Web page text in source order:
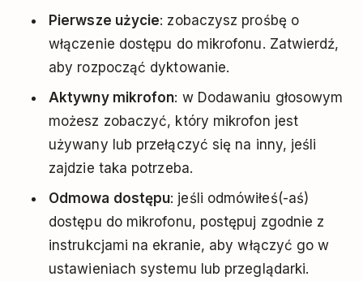
Pierwsze użycie: zobaczysz prośbę o
włączenie dostępu do mikrofonu. Zatwierdź,
aby rozpocząć dyktowanie.
Aktywny mikrofon: w Dodawaniu głosowym
możesz zobaczyć, który mikrofon jest
używany lub przełączyć się na inny, jeśli
zajdzie taka potrzeba.
Odmowa dostępu: jeśli odmówiłeś(-aś)
dostępu do mikrofonu, postępuj zgodnie z
instrukcjami na ekranie, aby włączyć go w
ustawieniach systemu lub przeglądarki.